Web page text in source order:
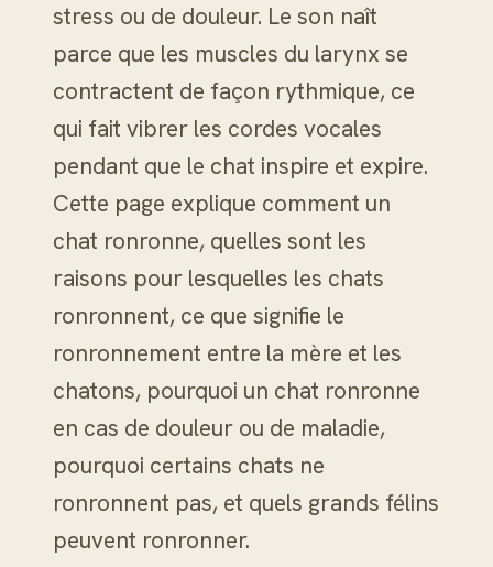
stress ou de douleur. Le son naît
parce que les muscles du larynx se
contractent de façon rythmique, ce
qui fait vibrer les cordes vocales
pendant que le chat inspire et expire.
Cette page explique comment un
chat ronronne, quelles sont les
raisons pour lesquelles les chats
ronronnent, ce que signifie le
ronronnement entre la mère et les
chatons, pourquoi un chat ronronne
en cas de douleur ou de maladie,
pourquoi certains chats ne
ronronnent pas, et quels grands félins
peuvent ronronner.